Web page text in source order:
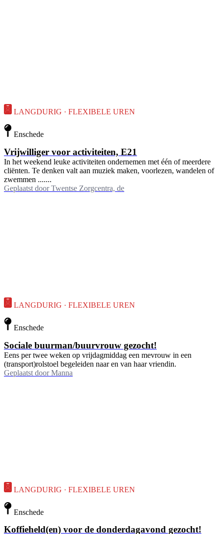
LANGDURIG · FLEXIBELE UREN
Enschede
Vrijwilliger voor activiteiten, E21
In het weekend leuke activiteiten ondernemen met één of meerdere
cliënten. Te denken valt aan muziek maken, voorlezen, wandelen of
zwemmen .......
Geplaatst door Twentse Zorgcentra, de
LANGDURIG · FLEXIBELE UREN
Enschede
Sociale buurman/buurvrouw gezocht!
Eens per twee weken op vrijdagmiddag een mevrouw in een
(transport)rolstoel begeleiden naar en van haar vriendin.
Geplaatst door Manna
LANGDURIG · FLEXIBELE UREN
Enschede
Koffieheld(en) voor de donderdagavond gezocht!